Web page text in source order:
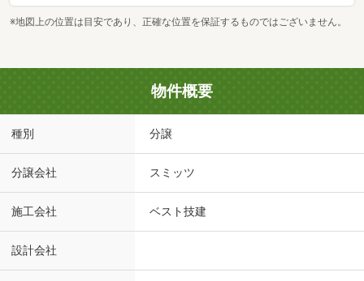
※地図上の位置は目安であり、正確な位置を保証するものではございません。
物件概要
種別 分譲
分譲会社 スミッツ
施工会社 ベスト技建
設計会社